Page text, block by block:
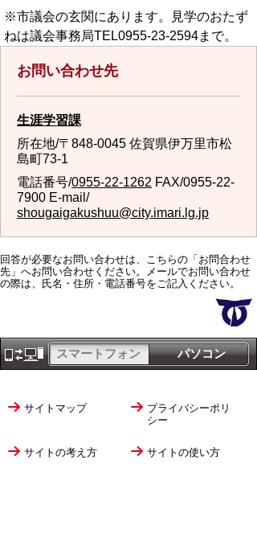
※市議会の玄関にあります。見学のおたず
ねは議会事務局TEL0955-23‐2594まで。
お問い合わせ先
生涯学習課
所在地/〒848-0045 佐賀県伊万里市松
島町73-1
電話番号/0955-22-1262 FAX/0955-22-
7900 E-mail/
shougaigakushuu@city.imari.lg.jp
回答が必要なお問い合わせは、こちらの「お問合わせ
先」へお問い合わせください。メールでお問い合わせ
の際は、氏名・住所・電話番号をご記入ください。
パソコン
スマートフォン
サイトマップ
プライバシーポリ
シー
サイトの考え方 サイトの使い方